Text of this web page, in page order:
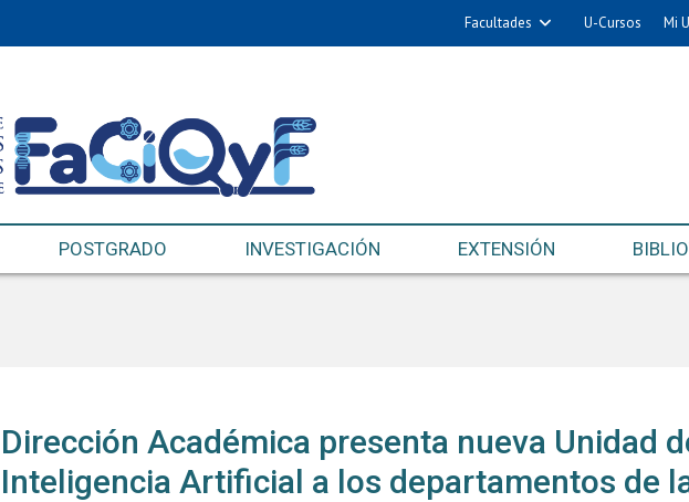
Facultades U-Cursos Mi
POSTGRADO INVESTIGACIÓN EXTENSIÓN
Dirección Académica presenta nueva Unidad
Inteligencia Artificial a los departamentos de